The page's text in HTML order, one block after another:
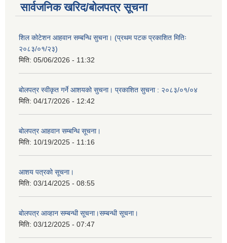
सार्वजनिक खरिद/बोलपत्र सूचना
शिल कोटेशन आहवान सम्बन्धि सुचना। (प्रथम पटक प्रकाशित मितिः
२०८३/०१/२३)
मिति: 05/06/2026 - 11:32
बोलपत्र स्वीकृत गर्ने आशयको सुचना। प्रकाशित सुचना : २०८३/०१/०४
मिति: 04/17/2026 - 12:42
बोलपत्र आहवान सम्बन्धि सूचना।
मिति: 10/19/2025 - 11:16
आशय पत्रको सूचना।
मिति: 03/14/2025 - 08:55
बोलपत्र आव्हान सम्बन्धी सूचना।सम्बन्धी सूचना।
मिति: 03/12/2025 - 07:47